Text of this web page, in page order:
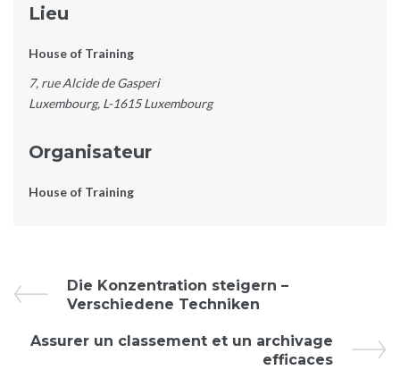
Lieu
House of Training
7, rue Alcide de Gasperi
Luxembourg, L-1615 Luxembourg
Organisateur
House of Training
Évènement
Navigation
Die Konzentration steigern –
Verschiedene Techniken
Assurer un classement et un archivage
efficaces